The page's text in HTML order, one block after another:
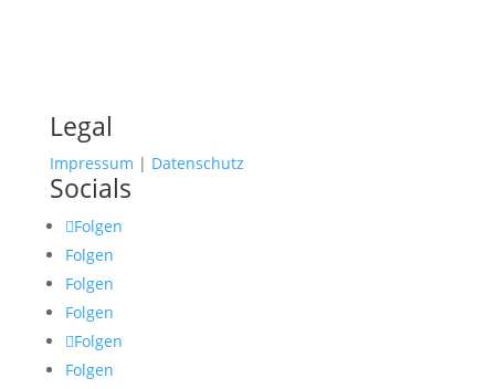
Legal
Impressum | Datenschutz
Socials
Folgen
Folgen
Folgen
Folgen
Folgen
Folgen